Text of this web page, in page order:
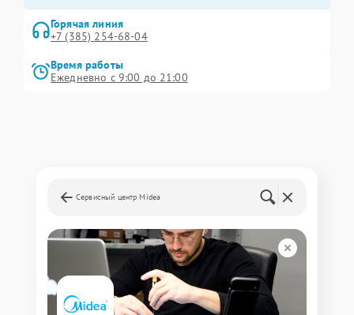
Горячая линия
+7 (385) 254-68-04
Время работы
Ежедневно с 9:00 до 21:00
Сервисный центр Midea